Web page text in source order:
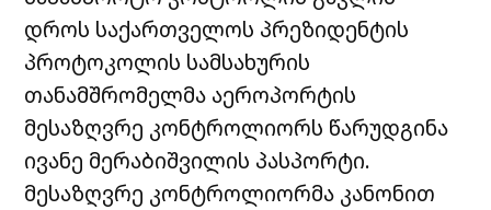
დროს საქართველოს პრეზიდენტის
პროტოკოლის სამსახურის
თანამშრომელმა აეროპორტის
მესაზღვრე კონტროლიორს წარუდგინა
ივანე მერაბიშვილის პასპორტი.
მესაზღვრე კონტროლიორმა კანონით